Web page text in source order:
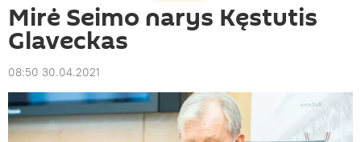
Mirė Seimo narys Kęstutis
Glaveckas
08:50 30.04.2021